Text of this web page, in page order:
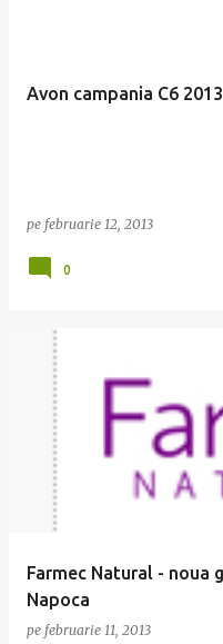
Avon campania C6 2013
pe februarie 12, 2013
0
Farmec Natural - noua
Napoca
pe februarie 11, 2013